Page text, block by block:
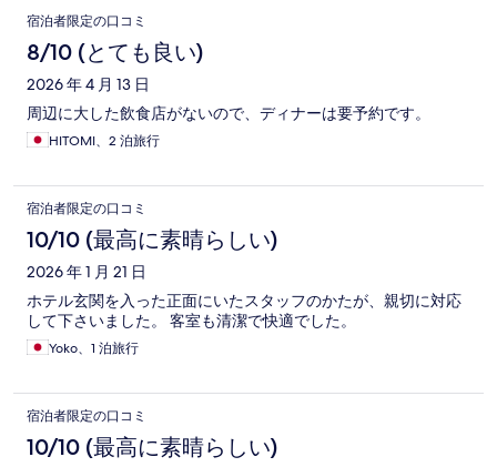
口
コ
ミ
宿泊者限定の口コミ
8/10 (とても良い)
2026 年 4 月 13 日
周辺に大した飲食店がないので、ディナーは要予約です。
HITOMI、2 泊旅行
宿泊者限定の口コミ
10/10 (最高に素晴らしい)
2026 年 1 月 21 日
ホテル玄関を入った正面にいたスタッフのかたが、親切に対応
して下さいました。 客室も清潔で快適でした。
Yoko、1 泊旅行
宿泊者限定の口コミ
10/10 (最高に素晴らしい)